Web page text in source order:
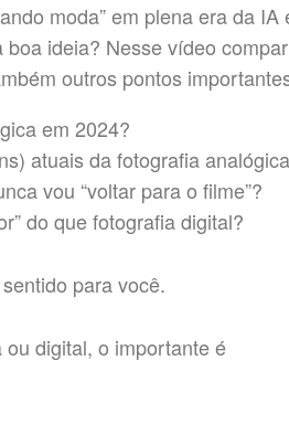
moda” em plena era da IA
ideia? Nesse vídeo
outros pontos
em 2024?
atuais da fotografia
vou “voltar para o filme”?
do que fotografia digital?
para você.
digital, o importante é